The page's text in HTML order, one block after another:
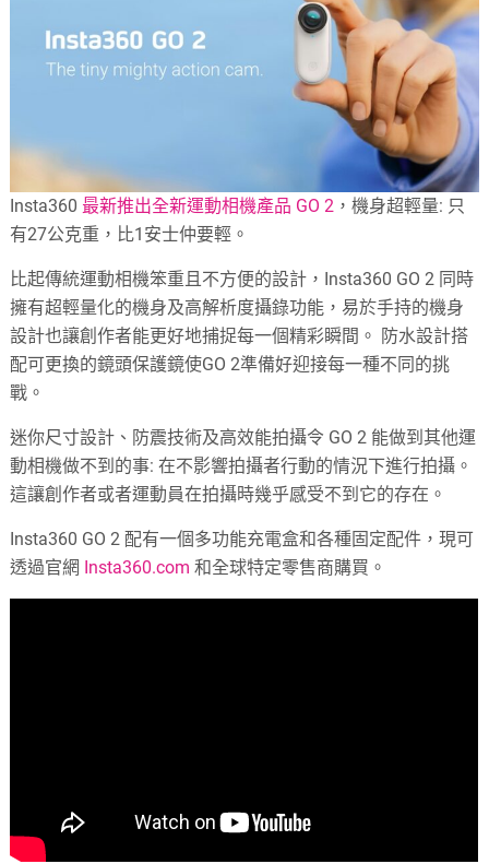
Insta360 最新推出全新運動相機產品 GO 2 ，機身超輕量: 只
有27公克重，比1安士仲要輕。
比起傳統運動相機笨重且不方便的設計，Insta360 GO 2 同時
擁有超輕量化的機身及高解析度攝錄功能，易於手持的機身
設計也讓創作者能更好地捕捉每一個精彩瞬間。 防水設計搭
配可更換的鏡頭保護鏡使GO 2準備好迎接每一種不同的挑
戰。
迷你尺寸設計、防震技術及高效能拍攝令 GO 2 能做到其他運
動相機做不到的事: 在不影響拍攝者行動的情況下進行拍攝。
這讓創作者或者運動員在拍攝時幾乎感受不到它的存在。
Insta360 GO 2 配有一個多功能充電盒和各種固定配件，現可
透過官網 Insta360.com 和全球特定零售商購買。